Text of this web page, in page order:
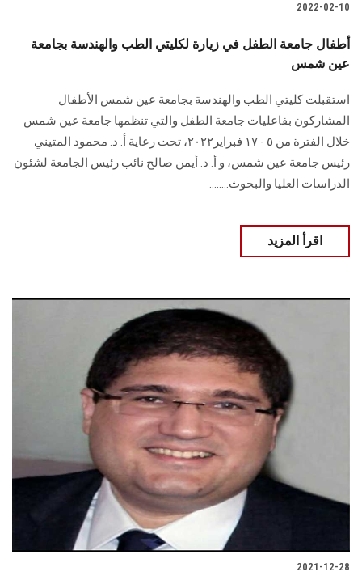
2022-02-10
أطفال جامعة الطفل في زيارة لكليتي الطب والهندسة بجامعة
عين شمس
استقبلت كليتي الطب والهندسة بجامعة عين شمس الأطفال
المشاركون بفاعليات جامعة الطفل والتي تنظمها جامعة عين شمس
خلال الفترة من ٥ - ١٧ فبراير٢٠٢٢، تحت رعاية أ. د. محمود المتيني
رئيس جامعة عين شمس، و أ. د. أيمن صالح نائب رئيس الجامعة لشئون
الدراسات العليا والبحوث........
اقرأ المزيد
2021-12-28